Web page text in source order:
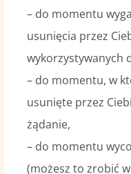
– do momentu
usunięcia przez
wykorzystywanych
– do momentu, w
usunięte przez
żądanie,
– do momentu
(możesz to zrobić